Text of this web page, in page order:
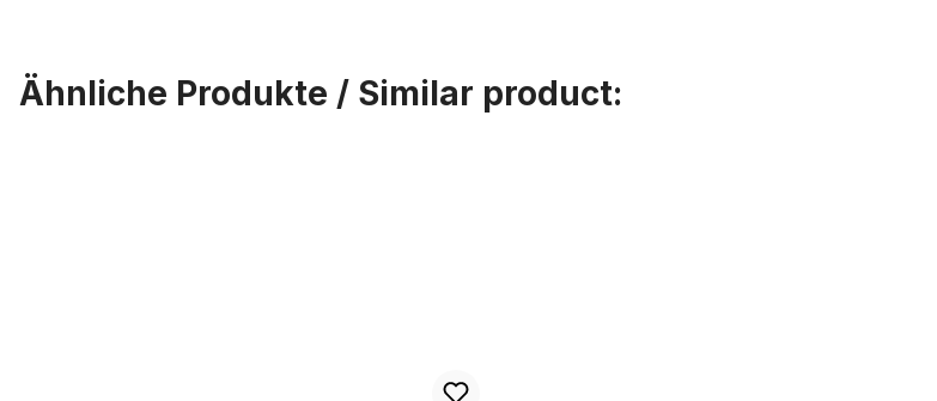
Ähnliche Produkte / Similar product: